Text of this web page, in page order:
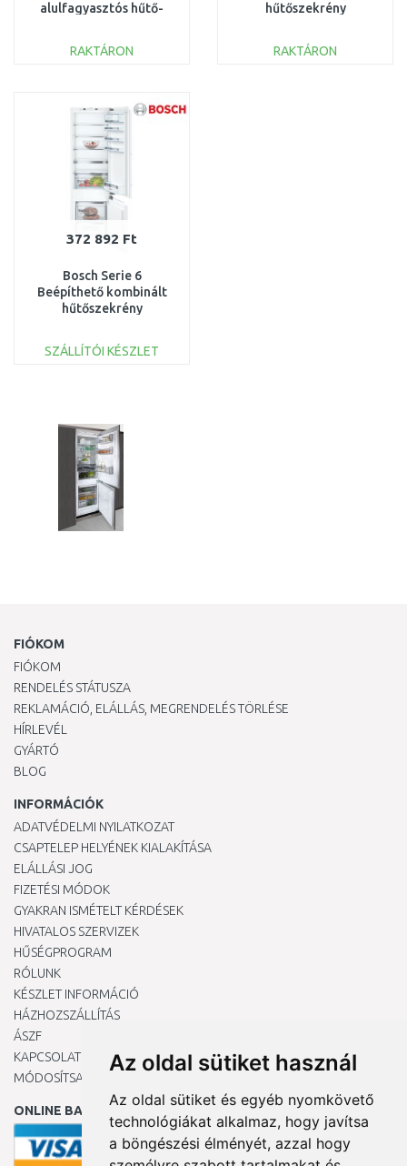
Az oldal sütiket használ
Az oldal sütiket és egyéb nyomkövető
technológiákat alkalmaz, hogy javítsa
a böngészési élményét, azzal hogy
alulfagyasztós hűtő-
55.8 cm KIN86ADB0
RAKTÁRON
Összehasonlítás
hűtőszekrény
RAKTÁRON
372 892 Ft
Bosch Serie 6
Beépíthető kombinált
hűtőszekrény
SZÁLLÍTÓI KÉSZLET
FIÓKOM
FIÓKOM
RENDELÉS STÁTUSZA
REKLAMÁCIÓ, ELÁLLÁS, MEGRENDELÉS TÖRLÉSE
HÍRLEVÉL
GYÁRTÓ
BLOG
INFORMÁCIÓK
ADATVÉDELMI NYILATKOZAT
CSAPTELEP HELYÉNEK KIALAKÍTÁSA
ELÁLLÁSI JOG
FIZETÉSI MÓDOK
GYAKRAN ISMÉTELT KÉRDÉSEK
HIVATALOS SZERVIZEK
HŰSÉGPROGRAM
RÓLUNK
KÉSZLET INFORMÁCIÓ
HÁZHOZSZÁLLÍTÁS
ÁSZF
KAPCSOLAT
MÓDOSÍTSA A COOKIE-BEÁLLÍTÁSAIMAT
ONLINE BANKKÁRTYÁVAL